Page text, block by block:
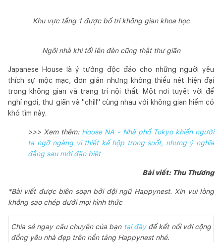
Khu vực tầng 1 được bố trí không gian khoa học
Ngôi nhà khi tối lên đèn cũng thật thư giãn
Japanese House là ý tưởng độc đáo cho những người yêu
thích sự mộc mạc, đơn giản nhưng không thiếu nét hiện đại
trong không gian và trang trí nội thất. Một nơi tuyệt vời để
nghỉ ngơi, thư giãn và "chill" cùng nhau với không gian hiếm có
khó tìm này.
>>> Xem thêm: House NA - Nhà phố Tokyo khiến người
ta ngỡ ngàng vì thiết kế hộp trong suốt, nhưng ý nghĩa
đằng sau mới đặc biệt
Bài viết: Thu Thương
*Bài viết được biên soạn bởi đội ngũ Happynest. Xin vui lòng
không sao chép dưới mọi hình thức
Chia sẻ ngay câu chuyện của bạn tại đâyđể kết nối với cộng
đồng yêu nhà đẹp trên nền tảng Happynest nhé.